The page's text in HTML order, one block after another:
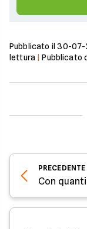
Pubblicato il 30-07-
lettura |Pubblicato
PRECEDENTE